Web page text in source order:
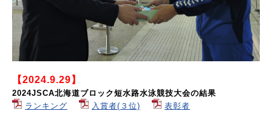
【2024.9.29】
2024JSCA北海道ブロック短水路水泳競技大会の結果
ランキング
入賞者(３位) 表彰者